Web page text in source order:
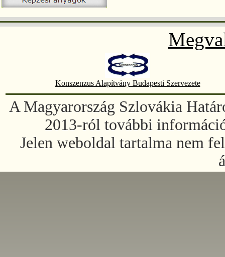
Konszenzus Alapítvány Budapesti Szervezete
A Magyarország Szlovákia
2013-ról további
Jelen weboldal tartalma nem